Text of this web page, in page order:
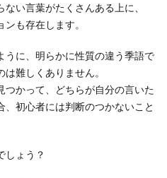
い言葉がたくさんある上に、
も存在します。
うに、明らかに性質の違う季語で
難しくありません。
つかって、どちらが自分の言いた
初心者には判断のつかないこと
しょう？